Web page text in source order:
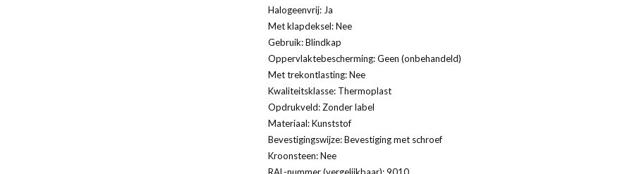
Halogeenvrij: Ja
Met klapdeksel: Nee
Gebruik: Blindkap
Oppervlaktebescherming: Geen (onbehandeld)
Met trekontlasting: Nee
Kwaliteitsklasse: Thermoplast
Opdrukveld: Zonder label
Materiaal: Kunststof
Bevestigingswijze: Bevestiging met schroef
Kroonsteen: Nee
RAL-nummer (vergelijkbaar): 9010